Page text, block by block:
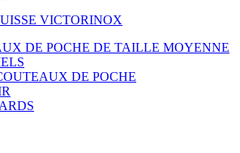
VICTORINOX
DE POCHE DE TAILLE MOYENNE
DE POCHE